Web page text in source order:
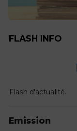
FLASH INFO
Flash d'actualité.
Emission